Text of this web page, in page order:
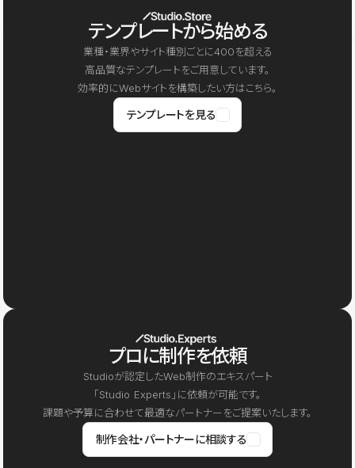
テンプレートから始める
業種・業界やサイト種別ごとに400を超える
高品質なテンプレートをご用意しています。
効率的にWebサイトを構築したい方はこちら。
テンプレートを見る
プロに制作を依頼
Studioが認定したWeb制作のエキスパート
「Studio Experts」に依頼が可能です。
課題や予算に合わせて最適なパートナーをご提案いたします。
制作会社・パートナーに相談する